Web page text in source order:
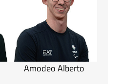
Amodeo Alberto